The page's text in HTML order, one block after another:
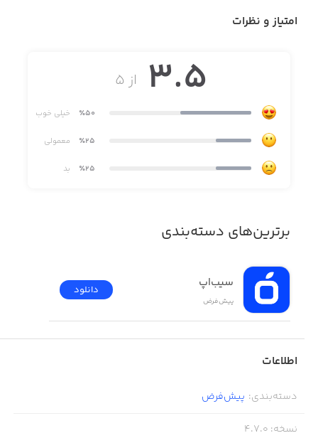
امتیاز و نظرات
از ۵ 3.5
٪50 خیلی خوب
٪25 معمولی
٪25 بد
برترین‌های دسته‌بندی
سیب‌اپ
پیش‌فرض
دانلود
اطلاعات
دسته‌بندی: پیش‌فرض
نسخه:
4.7.0